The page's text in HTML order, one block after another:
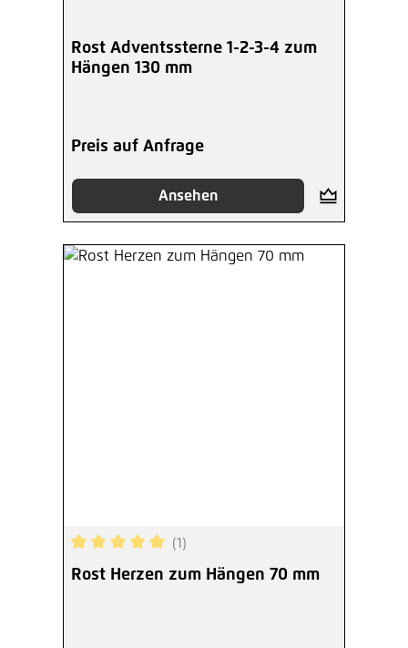
Rost Adventssterne 1-2-3-4 zum
Hängen 130 mm
Preis auf Anfrage
Ansehen
Durchschnittliche Bewertung von 5 von 5
(1)
Rost Herzen zum Hängen 70 mm